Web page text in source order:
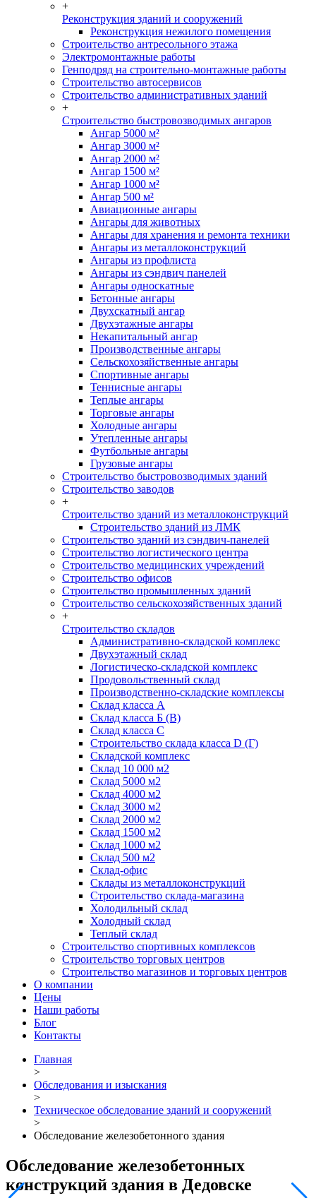
+
Реконструкция зданий и сооружений
Реконструкция нежилого помещения
Строительство антресольного этажа
Электромонтажные работы
Генподряд на строительно-монтажные работы
Строительство автосервисов
Строительство административных зданий
+
Строительство быстровозводимых ангаров
Ангар 5000 м²
Ангар 3000 м²
Ангар 2000 м²
Ангар 1500 м²
Ангар 1000 м²
Ангар 500 м²
Авиационные ангары
Ангары для животных
Ангары для хранения и ремонта техники
Ангары из металлоконструкций
Ангары из профлиста
Ангары из сэндвич панелей
Ангары односкатные
Бетонные ангары
Двухскатный ангар
Двухэтажные ангары
Некапитальный ангар
Производственные ангары
Сельскохозяйственные ангары
Спортивные ангары
Теннисные ангары
Теплые ангары
Торговые ангары
Холодные ангары
Утепленные ангары
Футбольные ангары
Грузовые ангары
Строительство быстровозводимых зданий
Строительство заводов
+
Строительство зданий из металлоконструкций
Строительство зданий из ЛМК
Строительство зданий из сэндвич-панелей
Строительство логистического центра
Строительство медицинских учреждений
Строительство офисов
Строительство промышленных зданий
Строительство сельскохозяйственных зданий
+
Строительство складов
Административно-складской комплекс
Двухэтажный склад
Логистическо-складской комплекс
Продовольственный склад
Производственно-складские комплексы
Склад класса А
Склад класса Б (B)
Склад класса С
Строительство склада класса D (Г)
Складской комплекс
Склад 10 000 м2
Склад 5000 м2
Склад 4000 м2
Склад 3000 м2
Склад 2000 м2
Склад 1500 м2
Склад 1000 м2
Склад 500 м2
Склад-офис
Склады из металлоконструкций
Строительство склада-магазина
Холодильный склад
Холодный склад
Теплый склад
Строительство спортивных комплексов
Строительство торговых центров
Строительство магазинов и торговых центров
О компании
Цены
Наши работы
Блог
Контакты
Главная
>
Обследования и изыскания
>
Техническое обследование зданий и сооружений
>
Обследование железобетонного здания
Обследование железобетонных
конструкций здания в Дедовске